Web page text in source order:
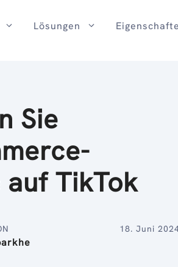
Lösungen
Sie
TikTok
18. Juni